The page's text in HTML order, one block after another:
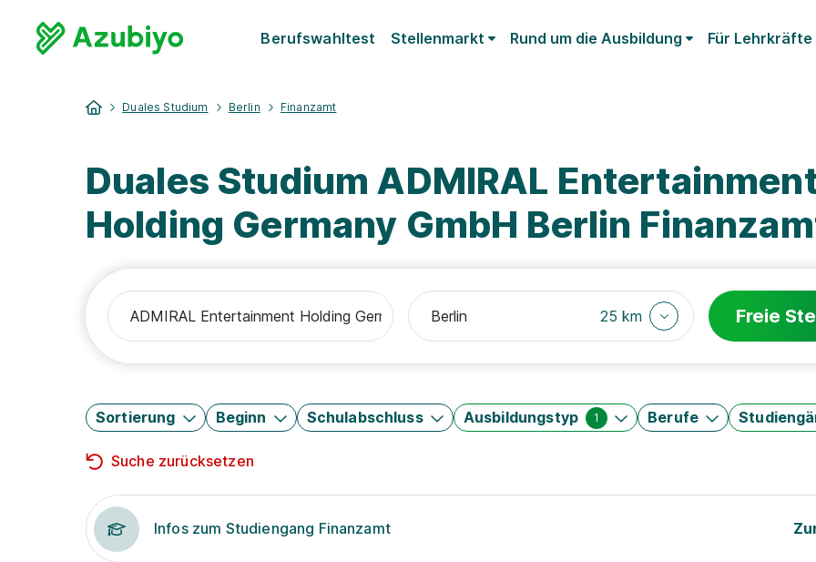
Berufswahltest Stellenmarkt Rund um die Ausbildung Für Lehrkräfte
Duales Studium Berlin Finanzamt
Duales Studium ADMIRAL
Holding Germany GmbH Berlin
25 km Freie
Sortierung Beginn Schulabschluss Ausbildungstyp 1 Berufe
Suche zurücksetzen
Infos zum Studiengang Finanzamt